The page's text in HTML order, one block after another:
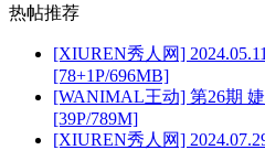
热帖推荐
[XIUREN秀人网]
[78+1P/696MB]
[WANIMAL王动] 第26期
[39P/789M]
[XIUREN秀人网]